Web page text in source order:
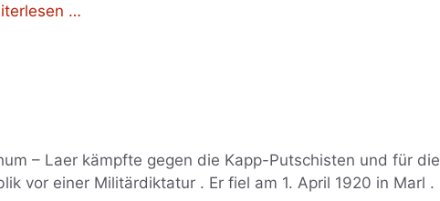
…
– Laer kämpfte gegen die Kapp-Putschisten und für die
vor einer Militärdiktatur . Er fiel am 1. April 1920 in Marl .